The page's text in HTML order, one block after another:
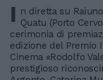
I n diretta su
Quatu (Porto
cerimonia di
edizione del Premio
Cinema «Rodolfo
prestigioso